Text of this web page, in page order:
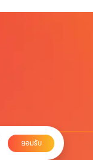
ยอมรับ